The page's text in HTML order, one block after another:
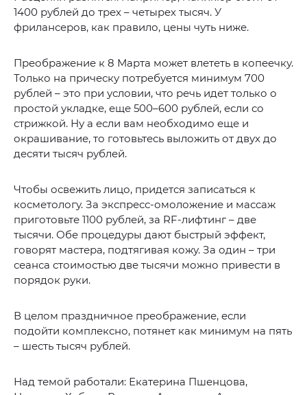
1400 рублей до трех – четырех тысяч. У
фрилансеров, как правило, цены чуть ниже.
Преображение к 8 Марта может влететь в копеечку.
Только на прическу потребуется минимум 700
рублей – это при условии, что речь идет только о
простой укладке, еще 500–600 рублей, если со
стрижкой. Ну а если вам необходимо еще и
окрашивание, то готовьтесь выложить от двух до
десяти тысяч рублей.
Чтобы освежить лицо, придется записаться к
косметологу. За экспресс-омоложение и массаж
приготовьте 1100 рублей, за RF-лифтинг – две
тысячи. Обе процедуры дают быстрый эффект,
говорят мастера, подтягивая кожу. За один – три
сеанса стоимостью две тысячи можно привести в
порядок руки.
В целом праздничное преображение, если
подойти комплексно, потянет как минимум на пять
– шесть тысяч рублей.
Над темой работали: Екатерина Пшенцова,